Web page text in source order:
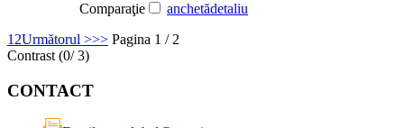
Comparaţie
anchetădetaliu
1 2Următorul >>> Pagina 1 / 2
Contrast (0/ 3)
CONTACT